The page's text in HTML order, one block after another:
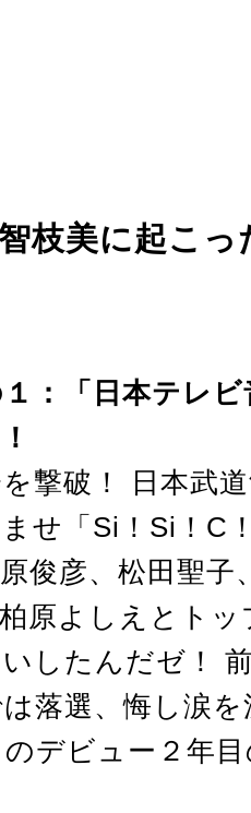
枝美に起こっ
：「日本テレ
撃破！ 日本武
せ「Si！Si！C
俊彦、松田聖子
原よしえとト
したんだゼ！
落選、悔し涙
デビュー２年